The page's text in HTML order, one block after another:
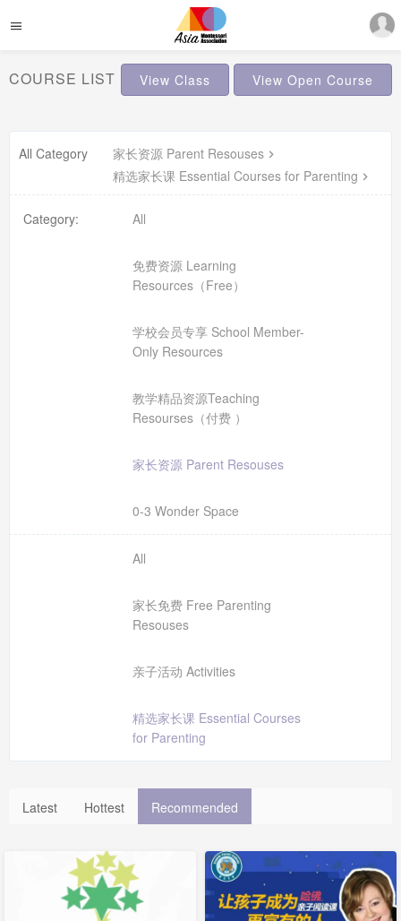
COURSE LIST View Class View Open Course
All Category
家长资源 Parent Resouses
精选家长课 Essential Courses for Parenting
Category: All
免费资源 Learning
Resources（Free）
学校会员专享 School Member-
Only Resources
教学精品资源Teaching
Resourses（付费 ）
家长资源 Parent Resouses
0-3 Wonder Space
All
家长免费 Free Parenting
Resouses
亲子活动 Activities
精选家长课 Essential Courses
for Parenting
Latest Hottest Recommended